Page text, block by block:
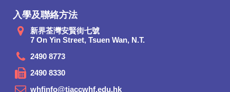
入學及聯絡方法
新界荃灣安賢街七號
7 On Yin Street, Tsuen Wan, N.T.
2490 8773
2490 8330
whfinfo@tiaccwhf.edu.hk